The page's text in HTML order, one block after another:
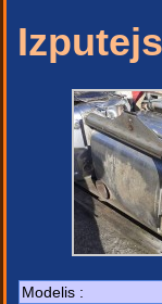
Modelis :